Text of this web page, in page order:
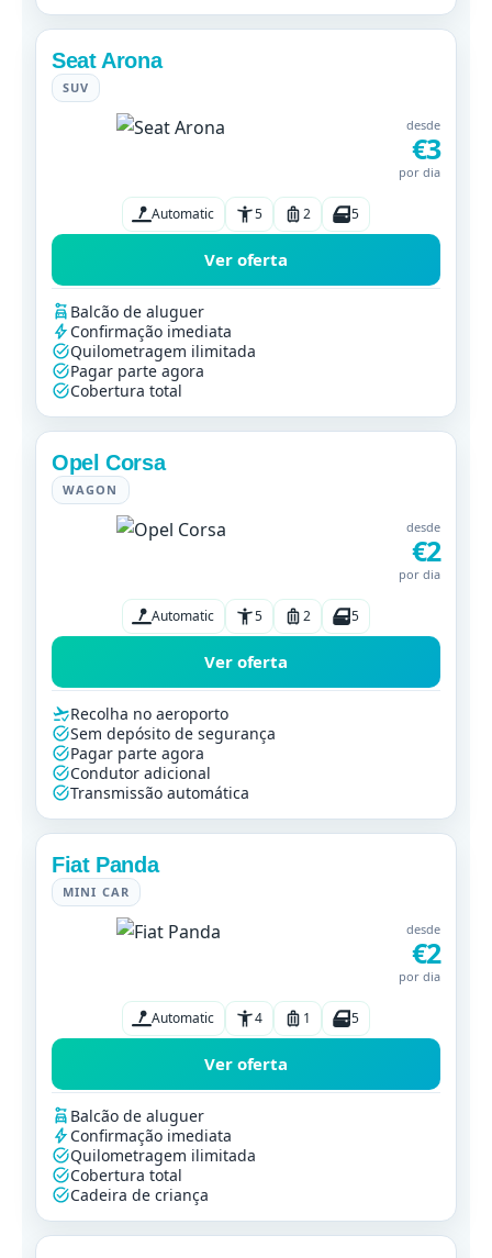
Seat Arona
SUV
desde
€3
por dia
Automatic 5 2 5
Ver oferta
Balcão de aluguer
Confirmação imediata
Quilometragem ilimitada
Pagar parte agora
Cobertura total
Opel Corsa
WAGON
desde
€2
por dia
Automatic 5 2 5
Ver oferta
Recolha no aeroporto
Sem depósito de segurança
Pagar parte agora
Condutor adicional
Transmissão automática
Fiat Panda
MINI CAR
desde
€2
por dia
Automatic 4 1 5
Ver oferta
Balcão de aluguer
Confirmação imediata
Quilometragem ilimitada
Cobertura total
Cadeira de criança